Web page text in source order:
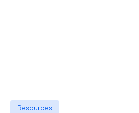
Resources